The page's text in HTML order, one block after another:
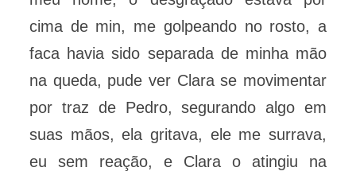
cima de min, me golpeando no rosto, a
faca havia sido separada de minha mão
na queda, pude ver Clara se movimentar
por traz de Pedro, segurando algo em
suas mãos, ela gritava, ele me surrava,
eu sem reação, e Clara o atingiu na